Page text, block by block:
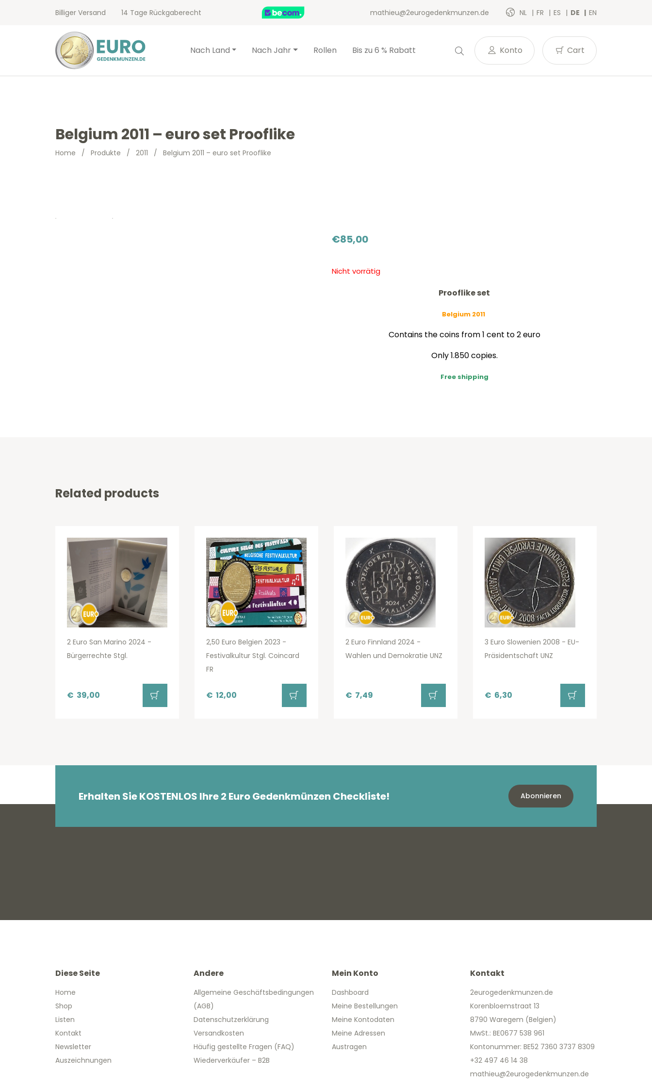
Billiger Versand 14 Tage Rückgaberecht mathieu@2eurogedenkmunzen.de NL FR ES DE EN
Nach Land Nach Jahr Rollen Bis zu 6 % Rabatt Konto Cart
Belgium 2011 – euro set Prooflike
Home / Produkte / 2011 / Belgium 2011 – euro set Prooflike
€85,00
Nicht vorrätig
Prooflike set
Belgium 2011
Contains the coins from 1 cent to 2 euro
Only 1.850 copies.
Free shipping
Related products
2 Euro San Marino 2024 -
Bürgerrechte Stgl.
€ 39,00
2,50 Euro Belgien 2023 -
Festivalkultur Stgl. Coincard
FR
€ 12,00
2 Euro Finnland 2024 -
Wahlen und Demokratie UNZ
€ 7,49
3 Euro Slowenien 2008 - EU-
Präsidentschaft UNZ
€ 6,30
Erhalten Sie KOSTENLOS Ihre 2 Euro Gedenkmünzen Checkliste! Abonnieren
Diese Seite
Home
Shop
Listen
Kontakt
Newsletter
Auszeichnungen
Andere
Allgemeine Geschäftsbedingungen
(AGB)
Datenschutzerklärung
Versandkosten
Häufig gestellte Fragen (FAQ)
Wiederverkäufer – B2B
Mein Konto
Dashboard
Meine Bestellungen
Meine Kontodaten
Meine Adressen
Austragen
Kontakt
2eurogedenkmunzen.de
Korenbloemstraat 13
8790 Waregem (Belgien)
MwSt.: BE0677 538 961
Kontonummer: BE52 7360 3737 8309
+32 497 46 14 38
mathieu@2eurogedenkmunzen.de